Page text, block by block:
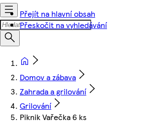
Přejít na hlavní obsah
Přeskočit na vyhledávání
Domov a zábava
Zahrada a grilování
Grilování
Piknik Vařečka 6 ks